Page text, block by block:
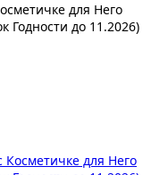
для Него
Годности до 11.2026)